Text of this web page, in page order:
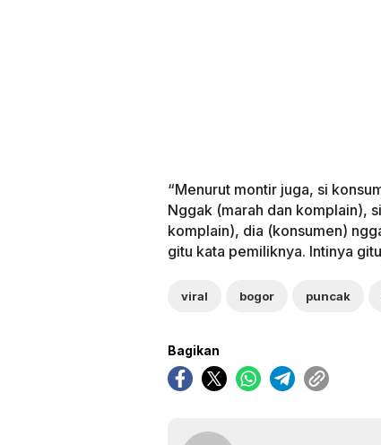
“Menurut montir juga, si
Nggak (marah dan komplain),
komplain), dia (konsumen)
gitu kata pemiliknya. Intinya
viral bogor puncak
Bagikan